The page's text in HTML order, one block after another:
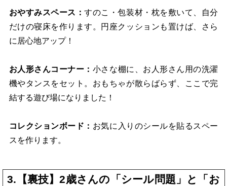
おやすみスペース：すのこ・包装材・枕を敷いて、自分
だけの寝床を作ります。円座クッションも置けば、さら
に居心地アップ！
お人形さんコーナー： 小さな棚に、お人形さん用の洗濯
機やタンスをセット。おもちゃが散らばらず、ここで完
結する遊び場になりました！
コレクションボード： お気に入りのシールを貼るスペー
スを作ります。
3.【裏技】2歳さんの「シール問題」と「お